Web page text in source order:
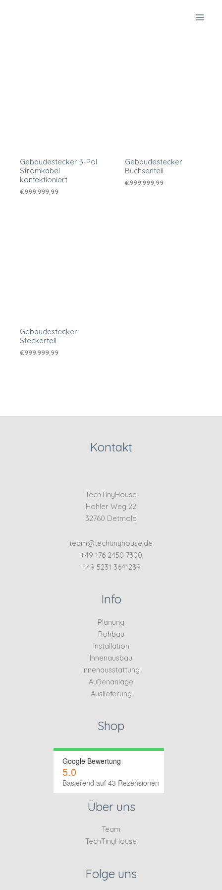
Gebäudestecker 3-Pol
Stromkabel
konfektioniert
€999.999,99
Gebäudestecker
Buchsenteil
€999.999,99
Gebäudestecker
Steckerteil
€999.999,99
Kontakt
TechTinyHouse
Hohler Weg 22
32760 Detmold
team@techtinyhouse.de
+49 176 2450 7300
+49 5231 3641239
Info
Planung
Rohbau
Installation
Innenausbau
Innenausstattung
Außenanlage
Auslieferung
Shop
Google Bewertung
5.0
Basierend auf 43 Rezensionen
Über uns
Team
TechTinyHouse
Folge uns